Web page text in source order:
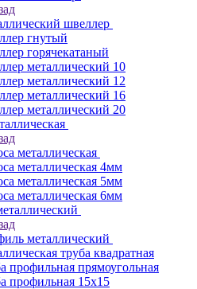
швеллер
гнутый
горячекатаный
металлический 10
металлический 12
металлический 16
металлический 20
металлическая
металлическая 4мм
металлическая 5мм
металлическая 6мм
металлический
труба квадратная
профильная прямоугольная
профильная 15х15